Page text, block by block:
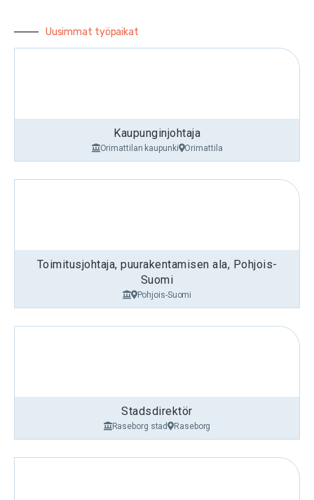
Uusimmat työpaikat
Kaupunginjohtaja
Orimattilan kaupunki Orimattila
Toimitusjohtaja, puurakentamisen ala, Pohjois-
Suomi
Pohjois-Suomi
Stadsdirektör
Raseborg stad Raseborg